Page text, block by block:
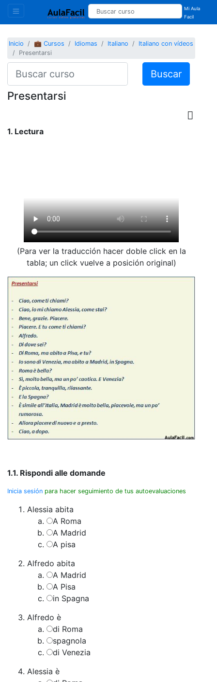
Mi Aula
Facil
Inicio 💼 Cursos Idiomas Italiano
Italiano con vídeos
Presentarsi
Buscar
Presentarsi
1. Lectura
(Para ver la traducción hacer doble click en la
tabla; un click vuelve a posición original)
1.1. Rispondi alle domande
Inicia sesión para hacer seguimiento de tus autoevaluaciones
Alessia abita
A Roma
A Madrid
A pisa
Alfredo abita
A Madrid
A Pisa
in Spagna
Alfredo è
di Roma
spagnola
di Venezia
Alessia è